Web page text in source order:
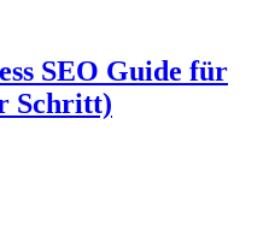
SEO Guide für
Schritt)